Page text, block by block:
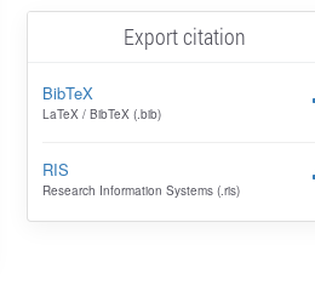
Export citation
BibTeX
LaTeX / BibTeX (.bib)
RIS
Research Information Systems (.ris)